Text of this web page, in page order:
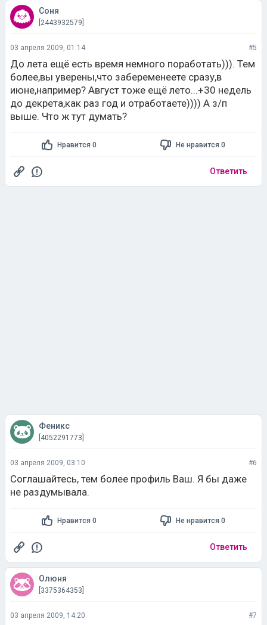
Соня
[2443932579]
03 апреля 2009, 01:14 #5
До лета ещё есть время немного поработать))). Тем
более,вы уверены,что забеременеете сразу,в
июне,например? Август тоже ещё лето...+30 недель
до декрета,как раз год и отработаете)))) А з/п
выше. Что ж тут думать?
Нравится 0 Не нравится 0
Ответить
Феникс
[4052291773]
03 апреля 2009, 03:10 #6
Соглашайтесь, тем более профиль Ваш. Я бы даже
не раздумывала.
Нравится 0 Не нравится 0
Ответить
Олюня
[3375364353]
03 апреля 2009, 14:20 #7